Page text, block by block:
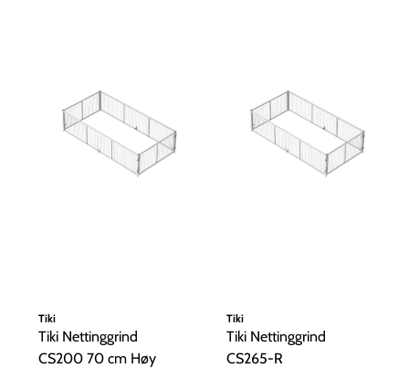
Tiki
Tiki Nettinggrind
CS200 70 cm Høy
Tiki
Tiki Nettinggrind
CS265-R